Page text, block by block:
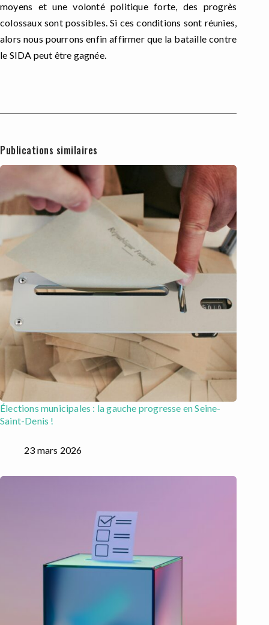
moyens et une volonté politique forte, des progrès
colossaux sont possibles. Si ces conditions sont réunies,
alors nous pourrons enfin affirmer que la bataille contre
le SIDA peut être gagnée.
Publications similaires
Élections municipales : la gauche progresse en Seine-
Saint-Denis !
23 mars 2026